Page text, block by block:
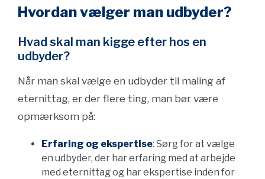
Hvordan vælger man udbyder?
Hvad skal man kigge efter hos en
udbyder?
Når man skal vælge en udbyder til maling af
eternittag, er der flere ting, man bør være
opmærksom på:
Erfaring og ekspertise: Sørg for at vælge
en udbyder, der har erfaring med at arbejde
med eternittag og har ekspertise inden for